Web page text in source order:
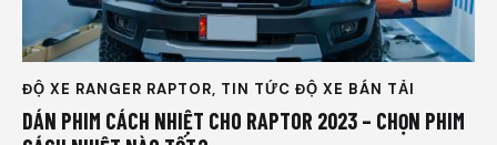
ĐỘ XE RANGER RAPTOR, TIN TỨC ĐỘ XE BÁN TẢI
DÁN PHIM CÁCH NHIỆT CHO RAPTOR 2023 – CHỌN PHIM